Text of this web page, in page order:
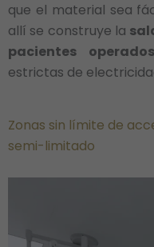
que el material sea
allí se construye la
pacientes operados
estrictas de
Zonas sin límite de
semi-limitado